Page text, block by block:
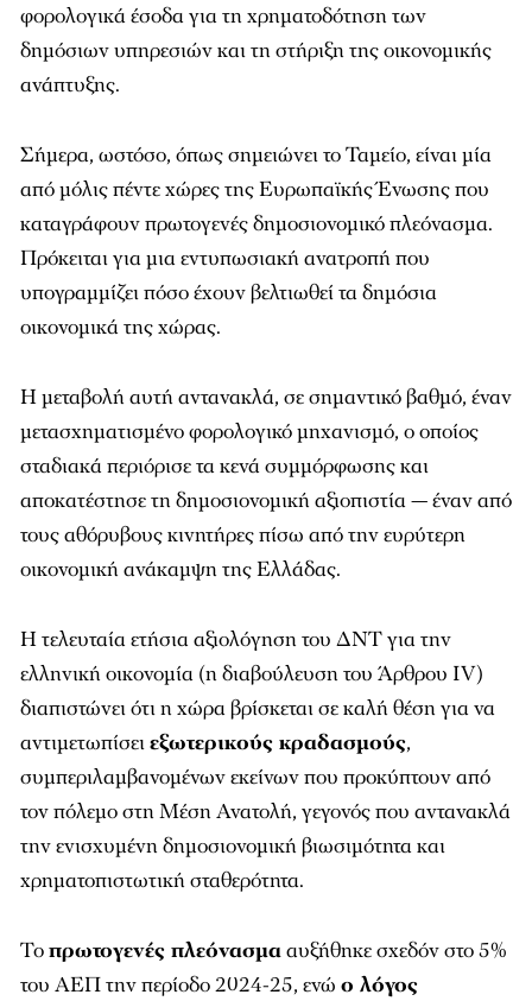
φορολογικά έσοδα για τη χρηματοδότηση των
δημόσιων υπηρεσιών και τη στήριξη της οικονομικής
ανάπτυξης.
Σήμερα, ωστόσο, όπως σημειώνει το Ταμείο, είναι μία
από μόλις πέντε χώρες της Ευρωπαϊκής Ένωσης που
καταγράφουν πρωτογενές δημοσιονομικό πλεόνασμα.
Πρόκειται για μια εντυπωσιακή ανατροπή που
υπογραμμίζει πόσο έχουν βελτιωθεί τα δημόσια
οικονομικά της χώρας.
Η μεταβολή αυτή αντανακλά, σε σημαντικό βαθμό, έναν
μετασχηματισμένο φορολογικό μηχανισμό, ο οποίος
σταδιακά περιόρισε τα κενά συμμόρφωσης και
αποκατέστησε τη δημοσιονομική αξιοπιστία — έναν από
τους αθόρυβους κινητήρες πίσω από την ευρύτερη
οικονομική ανάκαμψη της Ελλάδας.
Η τελευταία ετήσια αξιολόγηση του ΔΝΤ για την
ελληνική οικονομία (η διαβούλευση του Άρθρου IV)
διαπιστώνει ότι η χώρα βρίσκεται σε καλή θέση για να
αντιμετωπίσειεξωτερικούς κραδασμούς,
συμπεριλαμβανομένων εκείνων που προκύπτουν από
τον πόλεμο στη Μέση Ανατολή, γεγονός που αντανακλά
την ενισχυμένη δημοσιονομική βιωσιμότητα και
χρηματοπιστωτική σταθερότητα.
Τοπρωτογενές πλεόνασμααυξήθηκε σχεδόν στο 5%
του ΑΕΠ την περίοδο 2024-25, ενώ ο λόγος